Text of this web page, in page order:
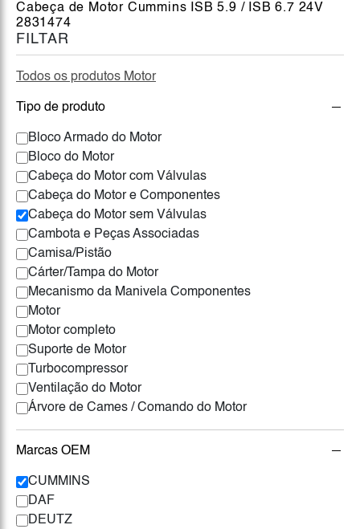
FILTAR
Todos os produtos Motor
Tipo de produto
Bloco Armado do Motor
Bloco do Motor
Cabeça do Motor com Válvulas
Cabeça do Motor e Componentes
Cabeça do Motor sem Válvulas
Cambota e Peças Associadas
Camisa/Pistão
Cárter/Tampa do Motor
Mecanismo da Manivela Componentes
Motor
Motor completo
Suporte de Motor
Turbocompressor
Ventilação do Motor
Árvore de Cames / Comando do Motor
Marcas OEM
CUMMINS
DAF
DEUTZ
Cabeça de Motor Cummins ISB 5.9 / ISB 6.7 24V
2831474